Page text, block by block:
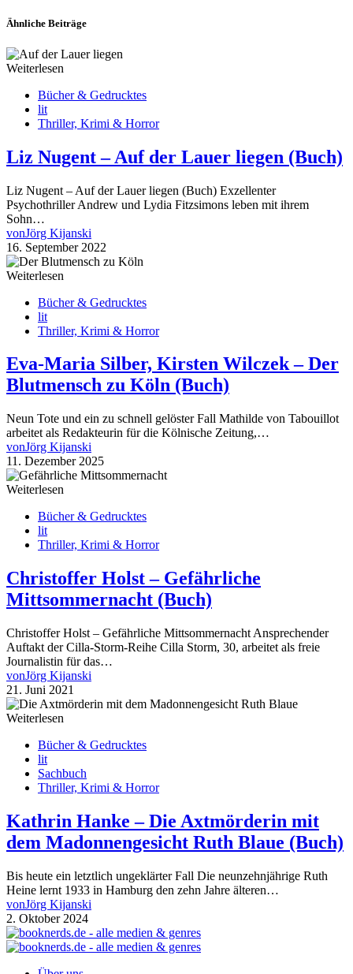
Ähnliche Beiträge
Weiterlesen
Bücher & Gedrucktes
lit
Thriller, Krimi & Horror
Liz Nugent – Auf der Lauer liegen (Buch)
Liz Nugent – Auf der Lauer liegen (Buch) Exzellenter
Psychothriller Andrew und Lydia Fitzsimons leben mit ihrem
Sohn…
vonJörg Kijanski
16. September 2022
Weiterlesen
Bücher & Gedrucktes
lit
Thriller, Krimi & Horror
Eva-Maria Silber, Kirsten Wilczek – Der
Blutmensch zu Köln (Buch)
Neun Tote und ein zu schnell gelöster Fall Mathilde von Tabouillot
arbeitet als Redakteurin für die Kölnische Zeitung,…
vonJörg Kijanski
11. Dezember 2025
Weiterlesen
Bücher & Gedrucktes
lit
Thriller, Krimi & Horror
Christoffer Holst – Gefährliche
Mittsommernacht (Buch)
Christoffer Holst – Gefährliche Mittsommernacht Ansprechender
Auftakt der Cilla-Storm-Reihe Cilla Storm, 30, arbeitet als freie
Journalistin für das…
vonJörg Kijanski
21. Juni 2021
Weiterlesen
Bücher & Gedrucktes
lit
Sachbuch
Thriller, Krimi & Horror
Kathrin Hanke – Die Axtmörderin mit
dem Madonnengesicht Ruth Blaue (Buch)
Bis heute ein letztlich ungeklärter Fall Die neunzehnjährige Ruth
Heine lernt 1933 in Hamburg den zehn Jahre älteren…
vonJörg Kijanski
2. Oktober 2024